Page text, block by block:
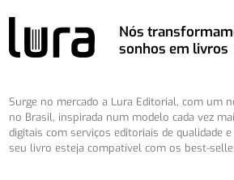
Nós
sonhos em livros
Surge no mercado a Lura Editorial, com um
no Brasil, inspirada num modelo cada vez
digitais com serviços editoriais de qualidade
seu livro esteja compatível com os best-